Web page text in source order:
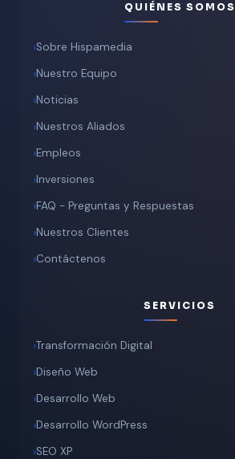
QUIÉNES SOMOS
Sobre Hispamedia
Nuestro Equipo
Noticias
Nuestros Aliados
Empleos
Inversiones
FAQ - Preguntas y Respuestas
Nuestros Clientes
Contáctenos
SERVICIOS
Transformación Digital
Diseño Web
Desarrollo Web
Desarrollo WordPress
SEO XP